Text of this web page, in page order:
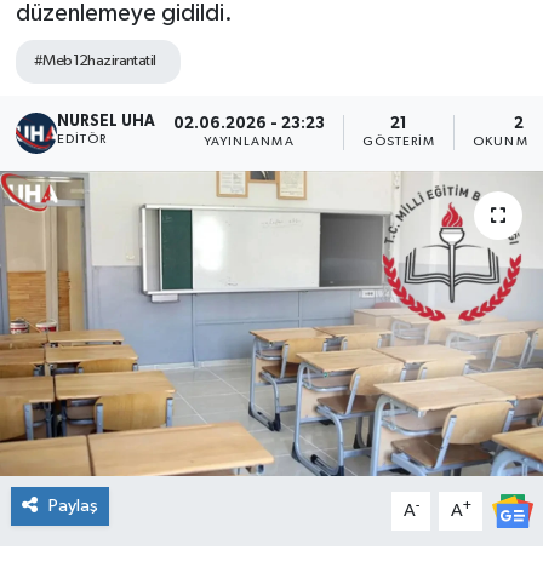
düzenlemeye gidildi.
#Meb12hazirantatil
NURSEL UHA
EDITÖR
02.06.2026 - 23:23
YAYINLANMA
21
GÖSTERIM
2
OKUNMA
Paylaş A- A+
Yaşam
Son Dakika Haberleri